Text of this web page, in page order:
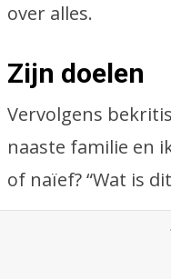
over alles.
Zijn doelen
Vervolgens
naaste familie en
of naïef? “Wat is